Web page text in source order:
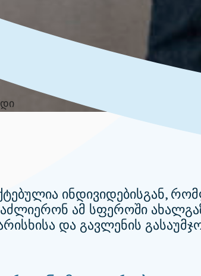
ინდივიდებისგან,
ამ სფეროში
და გავლენის